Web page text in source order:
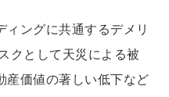
ィングに共通するデメリ
クとして天災による被
産価値の著しい低下など